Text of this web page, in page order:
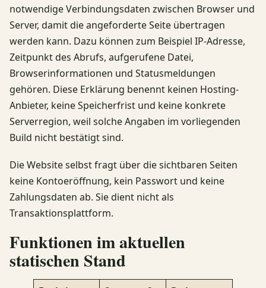
notwendige Verbindungsdaten zwischen Browser und
Server, damit die angeforderte Seite übertragen
werden kann. Dazu können zum Beispiel IP-Adresse,
Zeitpunkt des Abrufs, aufgerufene Datei,
Browserinformationen und Statusmeldungen
gehören. Diese Erklärung benennt keinen Hosting-
Anbieter, keine Speicherfrist und keine konkrete
Serverregion, weil solche Angaben im vorliegenden
Build nicht bestätigt sind.
Die Website selbst fragt über die sichtbaren Seiten
keine Kontoeröffnung, kein Passwort und keine
Zahlungsdaten ab. Sie dient nicht als
Transaktionsplattform.
Funktionen im aktuellen
statischen Stand